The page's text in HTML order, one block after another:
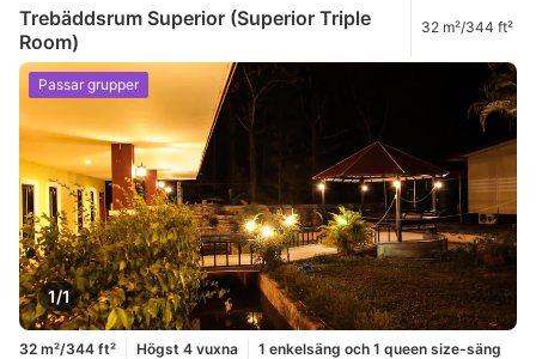
Trebäddsrum Superior (Superior Triple
Room)
32 m²/344 ft²
1/1
Passar grupper
32 m²/344 ft² Högst 4 vuxna
1 enkelsäng och 1 queen size-säng